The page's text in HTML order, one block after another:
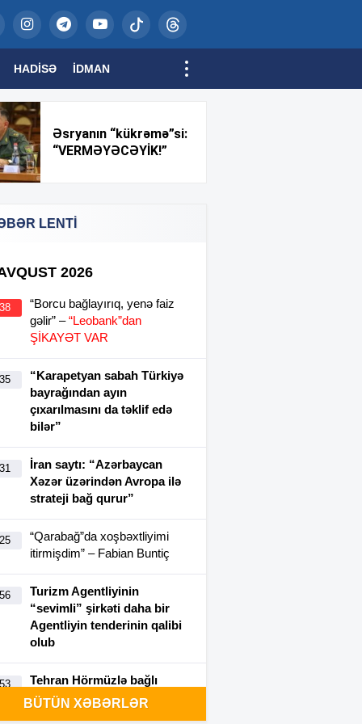
HADISƏ İDMAN
Əsryanın “kükrəmə”si:
“VERMƏYƏCƏYİK!”
LENTİ
2026
“Borcu bağlayırıq, yenə faiz
gəlir” –“Leobank”dan
ŞİKAYƏT VAR
“Karapetyan sabah Türkiyə
bayrağından ayın
çıxarılmasını da təklif edə
bilər”
İran saytı: “Azərbaycan
Xəzər üzərindən Avropa ilə
strateji bağ qurur”
“Qarabağ”da xoşbəxtliyimi
itirmişdim” – Fabian Buntiç
Turizm Agentliyinin
“sevimli” şirkəti daha bir
Agentliyin tenderinin qalibi
olub
Tehran Hörmüzlə bağlı
şərtlərini açıqladı: Nələr
BÜTÜN XƏBƏRLƏR